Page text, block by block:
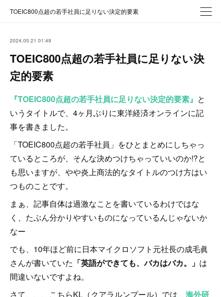
TOEIC800点超の若手社員に足りない決定的要素
2024.05.21 01:49
TOEIC800点超の若手社員に足りない決
定的要素
『TOEIC800点超の若手社員に足りない決定的要素』 と
いうタイトルで、4ヶ月ぶりに東洋経済オンラインに記
事を書きました。
「TOEIC800点超の若手社員」をひとまとめにしちゃっ
ているところが、そんな決めつけちゃっていいのか!?と
も思いますが、やや炎上商法的なタイトルのつけ方はい
つものことです。
まぁ、記事自体は過激なことを書いているわけではな
く、たぶん分かりやすいものになっているんじゃないか
なー
でも、10年ほど前に日本マイクロソフト元社長の成毛眞
さんが書いていた 「英語ができても、バカはバカ。」 は
間違いないですよね。
さて、、、こちらKL（クアラルンプール）では、 海外研